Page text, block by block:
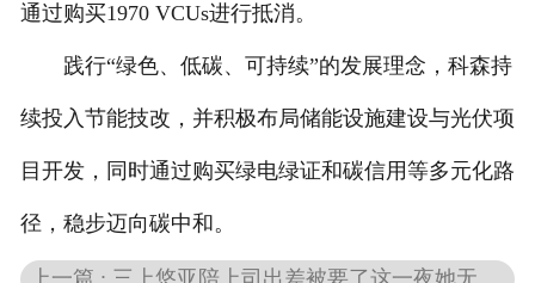
通过购买1970 VCUs进行抵消。
践行“绿色、低碳、可持续”的发展理念，科森持
续投入节能技改，并积极布局储能设施建设与光伏项
目开发，同时通过购买绿电绿证和碳信用等多元化路
径，稳步迈向碳中和。